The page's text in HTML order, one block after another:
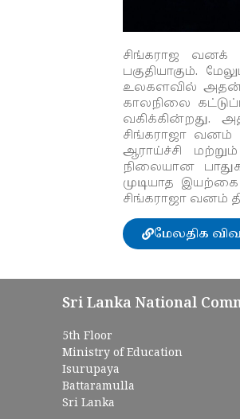
சிங்கராஜ
பகுதியாகும்.
உலகளவில் அதன்
காலநிலை
வகிக்கின்றது.
சிங்கராஜா வனம்
ஆராய்ச்சி
நிலையான
முடியாத
சிங்கராஜா வனம்
மேலதிக
Sri Lanka National
5th Floor
Ministry of Education
Isurupaya
Battaramulla
Sri Lanka